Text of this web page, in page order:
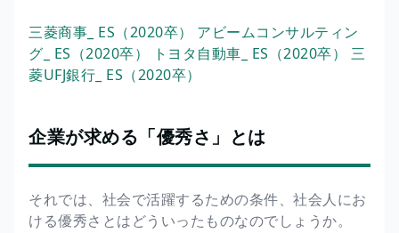
三菱商事_ ES（2020卒） アビームコンサルティン
グ_ ES（2020卒）
トヨタ自動車_ ES（2020卒） 三
菱UFJ銀行_ ES（2020卒）
企業が求める「優秀さ」とは
それでは、社会で活躍するための条件、社会人にお
ける優秀さとはどういったものなのでしょうか。